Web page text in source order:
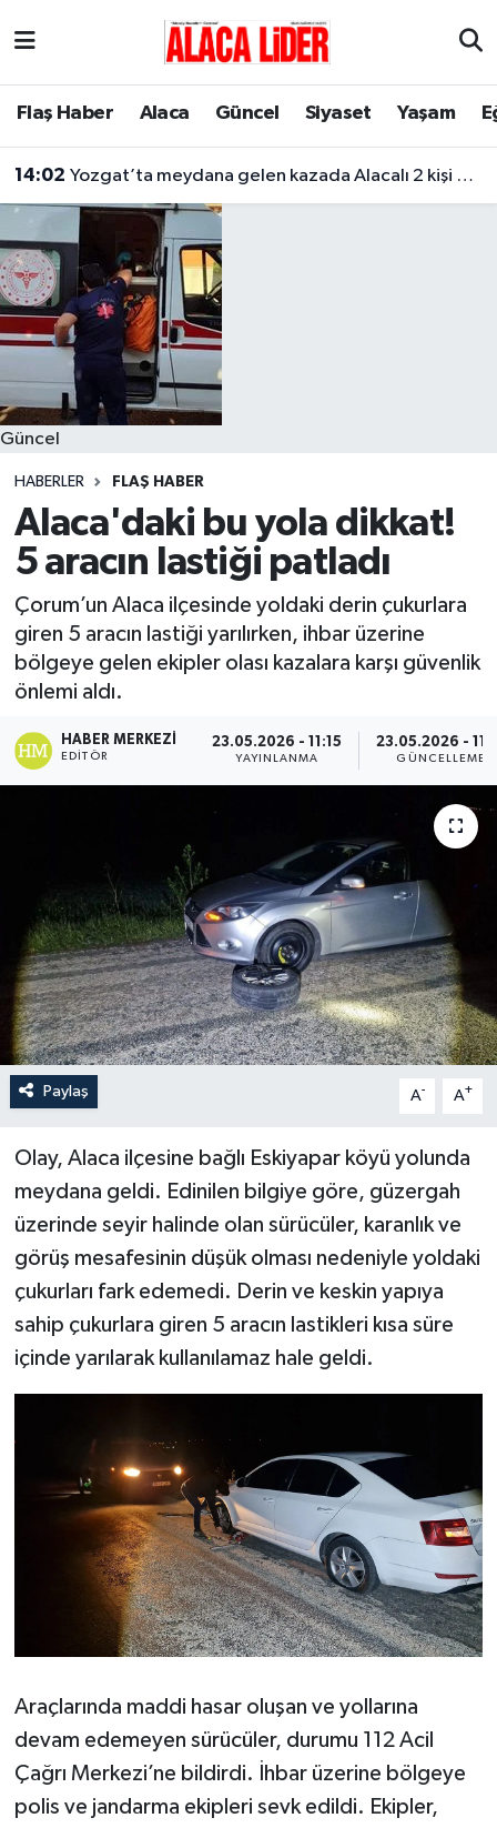
Flaş Haber Alaca Güncel Siyaset Yaşam
14:02 Yozgat’ta meydana gelen kazada Alacalı 2 kişi hayatını kaybetti
Güncel
HABERLER FLAŞ HABER
Alaca'daki bu yola dikkat!
5 aracın lastiği patladı
Çorum’un Alaca ilçesinde yoldaki derin çukurlara
giren 5 aracın lastiği yarılırken, ihbar üzerine
bölgeye gelen ekipler olası kazalara karşı güvenlik
önlemi aldı.
HABER MERKEZI
EDITÖR
23.05.2026 - 11:15
YAYINLANMA
23.05.2026 -
GÜNCELLEME
Paylaş A- A+
Olay, Alaca ilçesine bağlı Eskiyapar köyü yolunda
meydana geldi. Edinilen bilgiye göre, güzergah
üzerinde seyir halinde olan sürücüler, karanlık ve
görüş mesafesinin düşük olması nedeniyle yoldaki
çukurları fark edemedi. Derin ve keskin yapıya
sahip çukurlara giren 5 aracın lastikleri kısa süre
içinde yarılarak kullanılamaz hale geldi.
Araçlarında maddi hasar oluşan ve yollarına
devam edemeyen sürücüler, durumu 112 Acil
Çağrı Merkezi’ne bildirdi. İhbar üzerine bölgeye
polis ve jandarma ekipleri sevk edildi. Ekipler,
Çorum Nöbetçi Eczaneler
Çorum Trafik Yoğunluk Haritası
Süper Lig Puan Durumu ve Fikstür
Tüm Manşetler
Son Dakika Haberleri
Haber Arşivi